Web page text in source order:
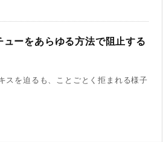
ューをあらゆる方法で阻止する
スを迫るも、ことごとく拒まれる様子